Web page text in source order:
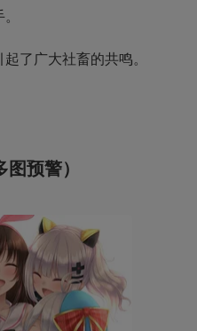
了广大社畜的共鸣。
预警）